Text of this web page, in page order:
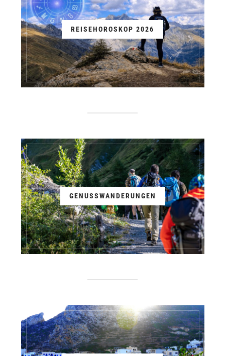
REISEHOROSKOP 2026
GENUSSWANDERUNGEN